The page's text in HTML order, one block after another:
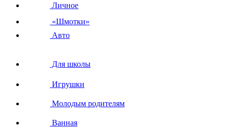
Личное
«Шмотки»
Авто
Для школы
Игрушки
Молодым родителям
Ванная